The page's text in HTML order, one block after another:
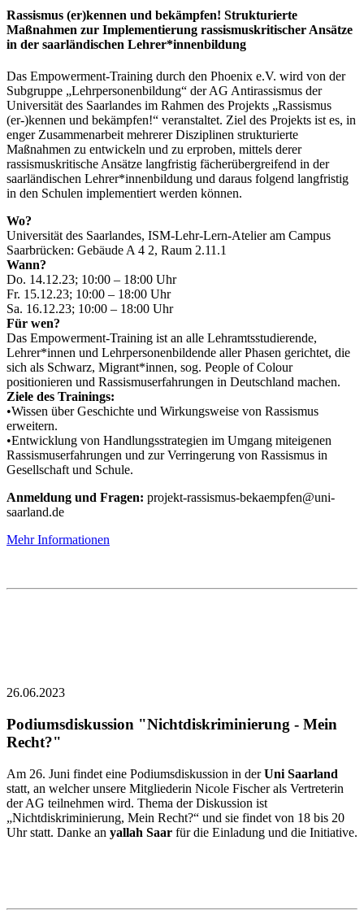
Rassismus (er)kennen und bekämpfen! Strukturierte
Maßnahmen zur Implementierung rassismuskritischer Ansätze
in der saarländischen Lehrer*innenbildung
Das Empowerment-Training durch den Phoenix e.V. wird von der
Subgruppe „Lehrpersonenbildung“ der AG Antirassismus der
Universität des Saarlandes im Rahmen des Projekts „Rassismus
(er-)kennen und bekämpfen!“ veranstaltet. Ziel des Projekts ist es, in
enger Zusammenarbeit mehrerer Disziplinen strukturierte
Maßnahmen zu entwickeln und zu erproben, mittels derer
rassismuskritische Ansätze langfristig fächerübergreifend in der
saarländischen Lehrer*innenbildung und daraus folgend langfristig
in den Schulen implementiert werden können.
Wo?
Universität des Saarlandes, ISM-Lehr-Lern-Atelier am Campus
Saarbrücken: Gebäude A 4 2, Raum 2.11.1
Wann?
Do. 14.12.23; 10:00 – 18:00 Uhr
Fr. 15.12.23; 10:00 – 18:00 Uhr
Sa. 16.12.23; 10:00 – 18:00 Uhr
Für wen?
Das Empowerment-Training ist an alle Lehramtsstudierende,
Lehrer*innen und Lehrpersonenbildende aller Phasen gerichtet, die
sich als Schwarz, Migrant*innen, sog. People of Colour
positionieren und Rassismuserfahrungen in Deutschland machen.
Ziele des Trainings:
•Wissen über Geschichte und Wirkungsweise von Rassismus
erweitern.
•Entwicklung von Handlungsstrategien im Umgang miteigenen
Rassismuserfahrungen und zur Verringerung von Rassismus in
Gesellschaft und Schule.
Anmeldung und Fragen: projekt-rassismus-bekaempfen@uni-
saarland.de
Mehr Informationen
26.06.2023
Podiumsdiskussion "Nichtdiskriminierung - Mein
Recht?"
Am 26. Juni findet eine Podiumsdiskussion in derUni Saarland
statt, an welcher unsere Mitgliederin Nicole Fischer als Vertreterin
der AG teilnehmen wird. Thema der Diskussion ist
„Nichtdiskriminierung, Mein Recht?“ und sie findet von 18 bis 20
Uhr statt. Danke an yallah Saar für die Einladung und die Initiative.